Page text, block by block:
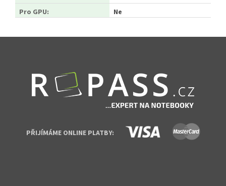
Pro GPU: Ne
PŘIJÍMÁME ONLINE PLATBY: